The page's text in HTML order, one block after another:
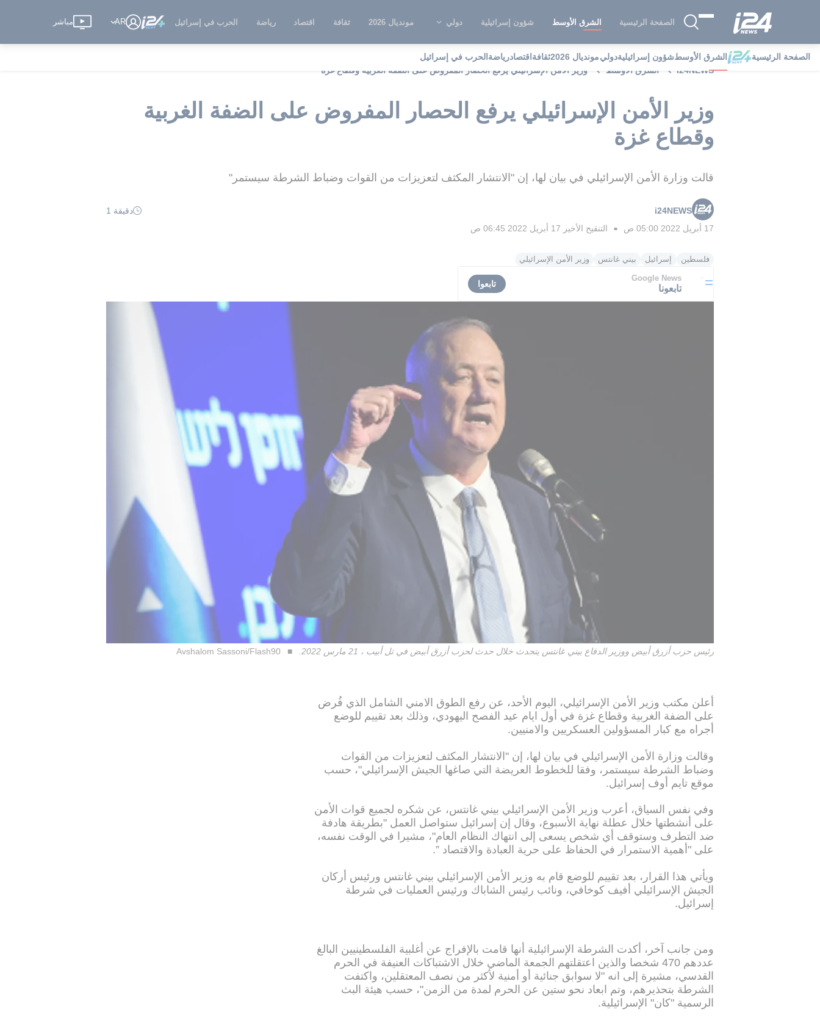
الصفحة الرئيسية الشرق الأوسط شؤون إسرائيلية دولي مونديال 2026 ثقافة اقتصاد رياضة الحرب في إسرائيل AR مباشر
الصفحة الرئيسية الشرق الأوسطشؤون إسرائيليةدوليمونديال 2026 ثقافة اقتصادرياضة الحرب في إسرائيل
i24NEWS
الشرق الأوسط وزير الأمن الإسرائيلي يرفع الحصار المفروض على الضفة الغربية وقطاع غزة
وزير الأمن الإسرائيلي يرفع الحصار المفروض على الضفة الغربية
وقطاع غزة
قالت وزارة الأمن الإسرائيلي في بيان لها، إن "الانتشار المكثف لتعزيزات من القوات وضباط الشرطة سيستمر"
i24NEWS
دقيقة 1
17 أبريل 2022 05:00 ص
■ التنقيح الأخير 17 أبريل 2022 06:45 ص
فلسطين إسرائيل بيني غانتس وزير الأمن الإسرائيلي
Google News
تابعونا تابعوا
رئيس حزب أزرق أبيض ووزير الدفاع بيني غانتس يتحدث خلال حدث لحزب أزرق أبيض في تل أبيب ، 21 مارس 2022. Avshalom Sassoni/Flash90
أعلن مكتب وزير الأمن الإسرائيلي، اليوم الأحد، عن رفع الطوق الامني الشامل الذي فُرض
على الضفة الغربية وقطاع غزة في أول ايام عيد الفصح اليهودي، وذلك بعد تقييم للوضع
أجراه مع كبار المسؤولين العسكريين والامنيين.
وقالت وزارة الأمن الإسرائيلي في بيان لها، إن "الانتشار المكثف لتعزيزات من القوات
وضباط الشرطة سيستمر، وفقا للخطوط العريضة التي صاغها الجيش الإسرائيلي"، حسب
موقع تايم أوف إسرائيل.
وفي نفس السياق، أعرب وزير الأمن الإسرائيلي بيني غانتس، عن شكره لجميع قوات الأمن
على أنشطتها خلال عطلة نهاية الأسبوع، وقال إن إسرائيل ستواصل العمل "بطريقة هادفة
ضد التطرف وستوقف أي شخص يسعى إلى انتهاك النظام العام"، مشيرا في الوقت نفسه،
على "أهمية الاستمرار في الحفاظ على حرية العبادة والاقتصاد ”.
ويأتي هذا القرار، بعد تقييم للوضع قام به وزير الأمن الإسرائيلي بيني غانتس ورئيس أركان
الجيش الإسرائيلي أفيف كوخافي، ونائب رئيس الشاباك ورئيس العمليات في شرطة
إسرائيل.
ومن جانب آخر، أكدت الشرطة الإسرائيلية أنها قامت بالإفراج عن أغلبية الفلسطينيين البالغ
عددهم 470 شخصا والذين اعتقلتهم الجمعة الماضي خلال الاشتباكات العنيفة في الحرم
القدسي، مشيرة إلى انه "لا سوابق جنائية أو أمنية لأكثر من نصف المعتقلين، واكتفت
الشرطة بتحذيرهم، وتم ابعاد نحو ستين عن الحرم لمدة من الزمن"، حسب هيئة البث
الرسمية "كان" الإسرائيلية.